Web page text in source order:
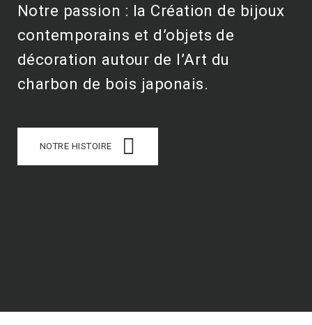
Notre passion : la Création de bijoux
contemporains et d’objets de
décoration autour de l’Art du
charbon de bois japonais.
NOTRE HISTOIRE